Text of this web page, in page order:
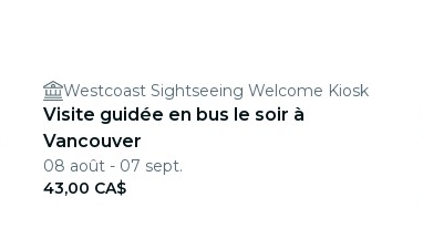
Westcoast Sightseeing Welcome Kiosk
Visite guidée en bus le soir à
Vancouver
08 août - 07 sept.
43,00 CA$